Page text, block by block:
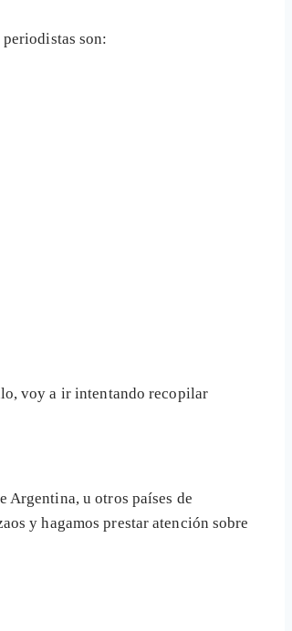
son:
voy a ir intentando recopilar
Argentina, u otros países de
y hagamos prestar atención sobre